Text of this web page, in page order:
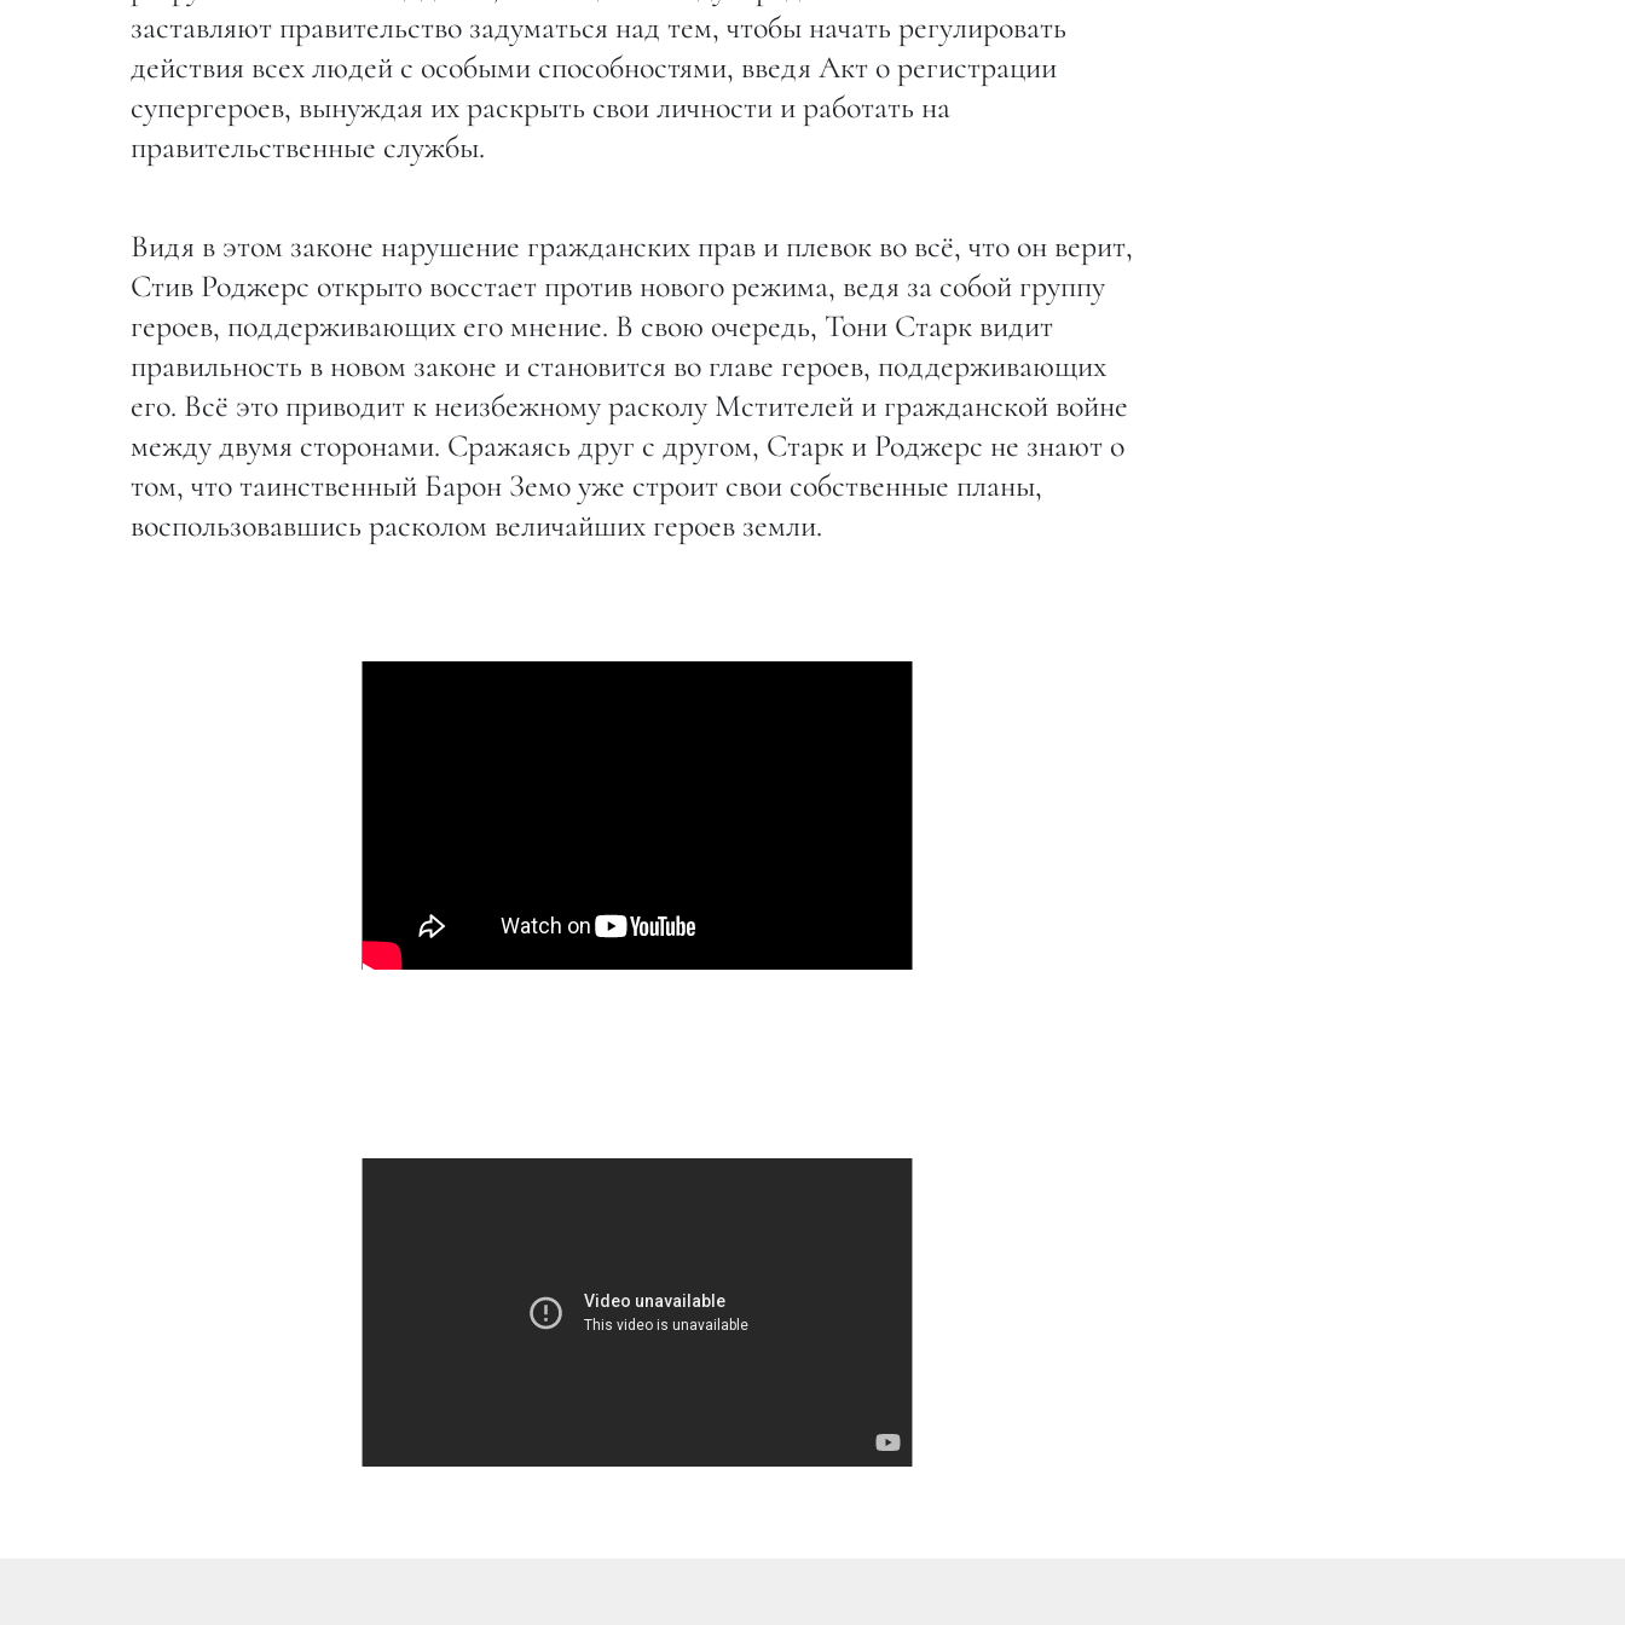
заставляют правительство задуматься над тем, чтобы начать регулировать
действия всех людей с особыми способностями, введя Акт о регистрации
супергероев, вынуждая их раскрыть свои личности и работать на
правительственные службы.
Видя в этом законе нарушение гражданских прав и плевок во всё, что он верит,
Стив Роджерс открыто восстает против нового режима, ведя за собой группу
героев, поддерживающих его мнение. В свою очередь, Тони Старк видит
правильность в новом законе и становится во главе героев, поддерживающих
его. Всё это приводит к неизбежному расколу Мстителей и гражданской войне
между двумя сторонами. Сражаясь друг с другом, Старк и Роджерс не знают о
том, что таинственный Барон Земо уже строит свои собственные планы,
воспользовавшись расколом величайших героев земли.